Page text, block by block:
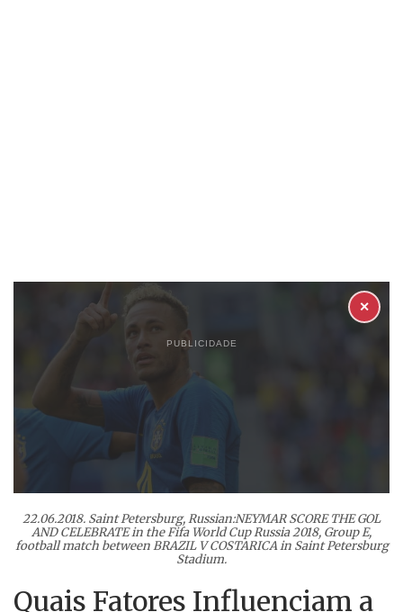
PUBLICIDADE
✕
22.06.2018. Saint Petersburg, Russian:NEYMAR SCORE THE GOL
AND CELEBRATE in the Fifa World Cup Russia 2018, Group E,
football match between BRAZIL V COSTARICA in Saint Petersburg
Stadium.
Quais Fatores Influenciam a